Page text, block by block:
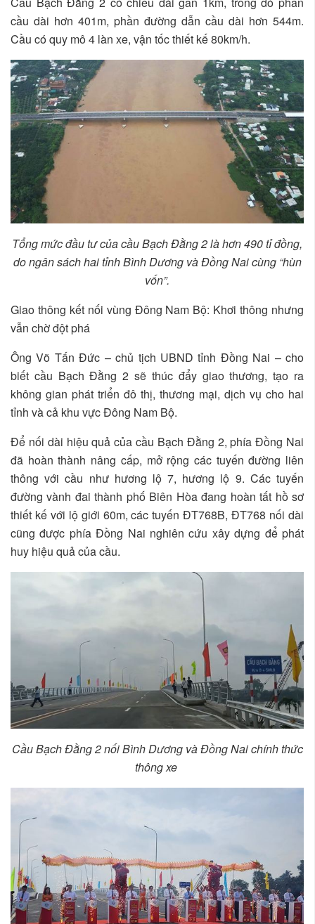
cầu dài hơn 401m, phần đường dẫn cầu dài hơn 544m.
Cầu có quy mô 4 làn xe, vận tốc thiết kế 80km/h.
Tổng mức đầu tư của cầu Bạch Đằng 2 là hơn 490 tỉ đồng,
do ngân sách hai tỉnh Bình Dương và Đồng Nai cùng “hùn
vốn”.
Giao thông kết nối vùng Đông Nam Bộ: Khơi thông nhưng
vẫn chờ đột phá
Ông Võ Tấn Đức – chủ tịch UBND tỉnh Đồng Nai – cho
biết cầu Bạch Đằng 2 sẽ thúc đẩy giao thương, tạo ra
không gian phát triển đô thị, thương mại, dịch vụ cho hai
tỉnh và cả khu vực Đông Nam Bộ.
Để nối dài hiệu quả của cầu Bạch Đằng 2, phía Đồng Nai
đã hoàn thành nâng cấp, mở rộng các tuyến đường liên
thông với cầu như hương lộ 7, hương lộ 9. Các tuyến
đường vành đai thành phố Biên Hòa đang hoàn tất hồ sơ
thiết kế với lộ giới 60m, các tuyến ĐT768B, ĐT768 nối dài
cũng được phía Đồng Nai nghiên cứu xây dựng để phát
huy hiệu quả của cầu.
Cầu Bạch Đằng 2 nối Bình Dương và Đồng Nai chính thức
thông xe